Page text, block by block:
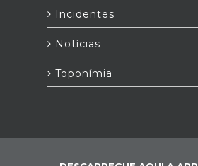
Incidentes
Notícias
Toponímia